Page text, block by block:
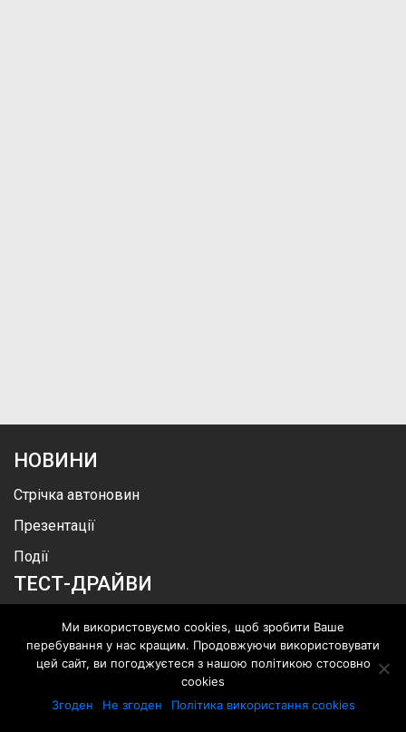
НОВИНИ
Стрічка автоновин
Презентації
Події
ТЕСТ-ДРАЙВИ
Новини
АВТОСПОРТ
Ми використовуємо cookies, щоб зробити Ваше
перебування у нас кращим. Продовжуючи використовувати
цей сайт, ви погоджуєтеся з нашою політикою стосовно
cookies
Згоден
Не згоден Політика використання cookies